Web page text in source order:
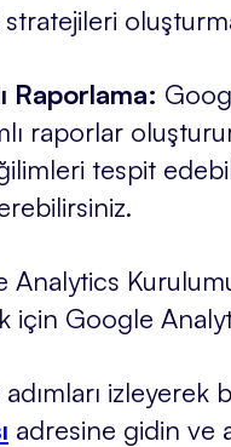
Raporlama:
raporlar
tespit
Analytics
için Google
izleyerek
adresine gidin ve